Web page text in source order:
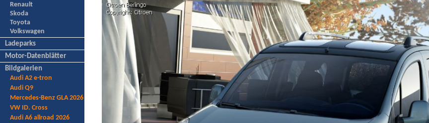
Renault
Skoda
Toyota
Volkswagen
Ladeparks
Motor-Datenblätter
Bildgalerien
Audi A2 e-tron
Audi Q9
Mercedes-Benz GLA 2026
VW ID. Cross
Audi A6 allroad 2026